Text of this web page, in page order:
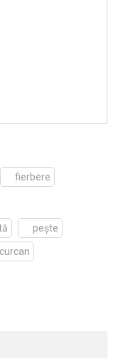
fierbere
pește
curcan